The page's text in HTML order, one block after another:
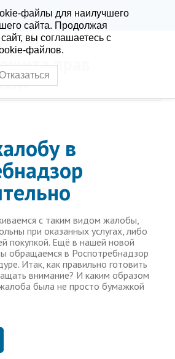
РУБРИКИ
прав
в
с таким видом жалобы,
при оказанных услугах, либо
покупкой. Ещё в нашей новой
обращаемся в Роспотребнадзор
Итак, как правильно готовить
внимание? И каким образом
была не просто бумажкой
файлы для наилучшего
сайта. Продолжая
вы соглашаетесь с
файлов.